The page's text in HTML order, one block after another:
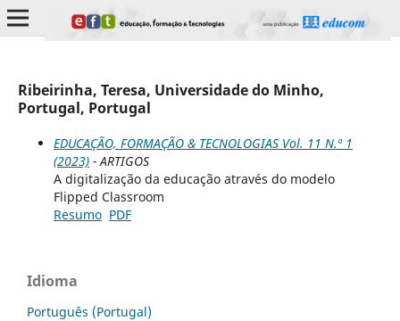
Ribeirinha, Teresa, Universidade do Minho,
Portugal, Portugal
EDUCAÇÃO, FORMAÇÃO & TECNOLOGIAS Vol. 11 N.º 1
(2023)- ARTIGOS
A digitalização da educação através do modelo
Flipped Classroom
Resumo PDF
Idioma
Português (Portugal)